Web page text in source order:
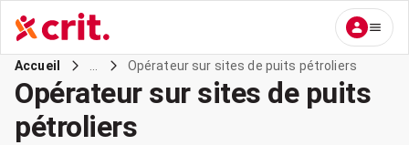
Accueil Opérateur sur sites de puits pétroliers
Opérateur sur sites de puits
pétroliers